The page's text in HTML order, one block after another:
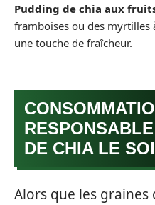
Pudding de chia aux
framboises ou des myrtilles
une touche de fraîcheur.
DE CHIA LE
Alors que les